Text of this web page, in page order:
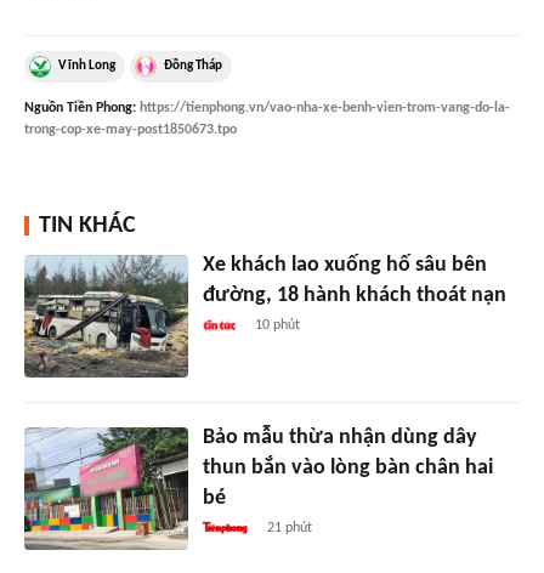
Vĩnh Long Đồng Tháp
Nguồn Tiền Phong: https://tienphong.vn/vao-nha-xe-benh-vien-trom-vang-do-la-
trong-cop-xe-may-post1850673.tpo
TIN KHÁC
Xe khách lao xuống hố sâu bên
đường, 18 hành khách thoát nạn
10 phút
Bảo mẫu thừa nhận dùng dây
thun bắn vào lòng bàn chân hai
bé
21 phút